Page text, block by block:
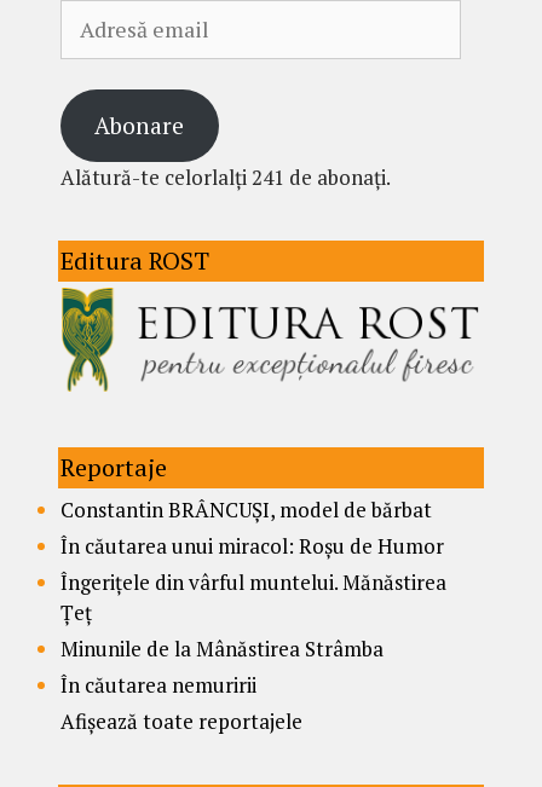
email
Abonare
Alătură-te celorlalți 241 de abonați.
Editura ROST
Reportaje
Constantin BRÂNCUȘI, model de bărbat
În căutarea unui miracol: Roșu de Humor
Îngerițele din vârful muntelui. Mănăstirea
Țeț
Minunile de la Mânăstirea Strâmba
În căutarea nemuririi
Afișează toate reportajele